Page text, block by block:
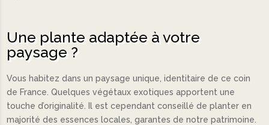
Une plante adaptée à votre
paysage ?
Vous habitez dans un paysage unique, identitaire de ce coin
de France. Quelques végétaux exotiques apportent une
touche d’originalité. Il est cependant conseillé de planter en
majorité des essences locales, garantes de notre patrimoine.